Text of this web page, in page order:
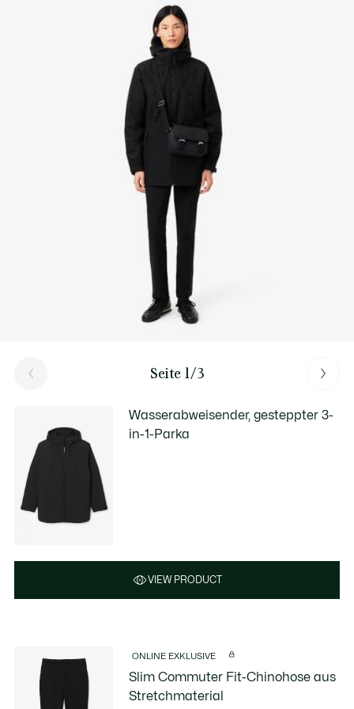
1 flache Tasche, 1 Innentaschen mit Reißverschluss
Seite 1/3
Wasserabweisender, gesteppter 3-
in-1-Parka
VIEW PRODUCT
ONLINE EXKLUSIVE
Slim Commuter Fit-Chinohose aus
Stretchmaterial